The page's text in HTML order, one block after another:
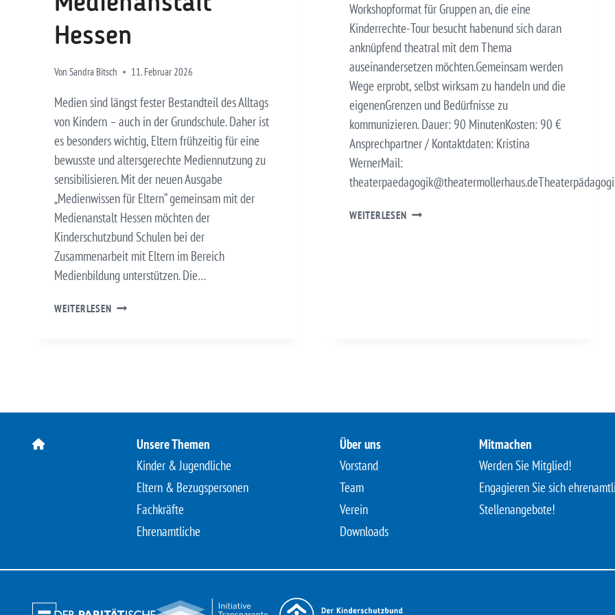
Hessen
Von Sandra Bitsch 11. Februar 2026
Medien sind längst fester Bestandteil des Alltags
von Kindern – auch in der Grundschule. Daher ist
es besonders wichtig, Eltern frühzeitig für eine
bewusste und altersgerechte Mediennutzung zu
sensibilisieren. Mit der neuen Ausgabe
„Medienwissen für Eltern“ gemeinsam mit der
Medienanstalt Hessen möchten der
Kinderschutzbund Schulen bei der
Zusammenarbeit mit Eltern im Bereich
Medienbildung unterstützen. Die…
WEITERLESENMEDIENWISSEN
HESSEN
HESSEN
Workshopformat für Gruppen an, die eine
Kinderrechte-Tour besucht habenund sich daran
anknüpfend theatral mit dem Thema
auseinandersetzen möchten.Gemeinsam werden
Wege erprobt, selbst wirksam zu handeln und die
eigenenGrenzen und Bedürfnisse zu
kommunizieren. Dauer: 90 MinutenKosten: 90 €
Ansprechpartner / Kontaktdaten: Kristina
WernerMail:
WEITERLESENWORKSHOP
Unsere Themen
Kinder & Jugendliche
Eltern & Bezugspersonen
Fachkräfte
Ehrenamtliche
Über uns
Vorstand
Team
Verein
Downloads
Mitmachen
Werden Sie Mitglied!
Engagieren Sie sich
Stellenangebote!